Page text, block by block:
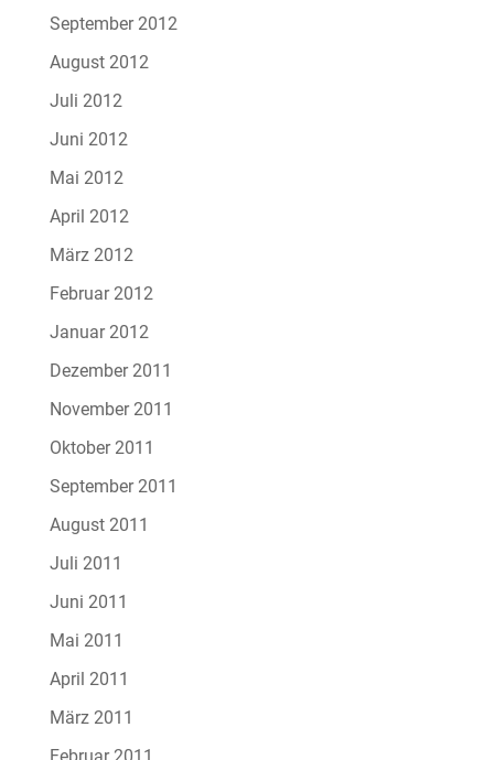
September 2012
August 2012
Juli 2012
Juni 2012
Mai 2012
April 2012
März 2012
Februar 2012
Januar 2012
Dezember 2011
November 2011
Oktober 2011
September 2011
August 2011
Juli 2011
Juni 2011
Mai 2011
April 2011
März 2011